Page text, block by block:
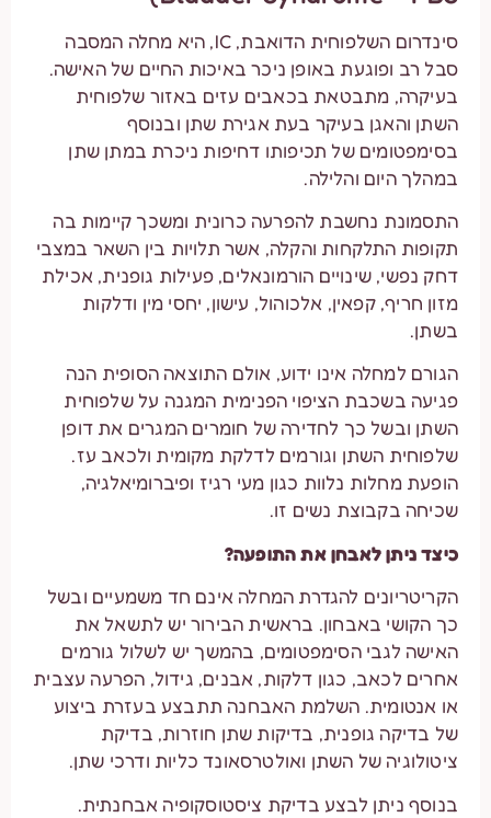
סינדרום השלפוחית הדואבת, IC, היא מחלה המסבה
סבל רב ופוגעת באופן ניכר באיכות החיים של האישה.
בעיקרה, מתבטאת בכאבים עזים באזור שלפוחית
השתן והאגן בעיקר בעת אגירת שתן ובנוסף
בסימפטומים של תכיפותו דחיפות ניכרת במתן שתן
במהלך היום והלילה.
התסמונת נחשבת להפרעה כרונית ומשכך קיימות בה
תקופות התלקחות והקלה, אשר תלויות בין השאר במצבי
דחק נפשי, שינויים הורמונאלים, פעילות גופנית, אכילת
מזון חריף, קפאין, אלכוהול, עישון, יחסי מין ודלקות
בשתן.
הגורם למחלה אינו ידוע, אולם התוצאה הסופית הנה
פגיעה בשכבת הציפוי הפנימית המגנה על שלפוחית
השתן ובשל כך לחדירה של חומרים המגרים את דופן
שלפוחית השתן וגורמים לדלקת מקומית ולכאב עז.
הופעת מחלות נלוות כגון מעי רגיז ופיברומיאלגיה,
שכיחה בקבוצת נשים זו.
כיצד ניתן לאבחן את התופעה?
הקריטריונים להגדרת המחלה אינם חד משמעיים ובשל
כך הקושי באבחון. בראשית הבירור יש לתשאל את
האישה לגבי הסימפטומים, בהמשך יש לשלול גורמים
אחרים לכאב, כגון דלקות, אבנים, גידול, הפרעה עצבית
או אנטומית. השלמת האבחנה תתבצע בעזרת ביצוע
של בדיקה גופנית, בדיקות שתן חוזרות, בדיקת
ציטולוגיה של השתן ואולטרסאונד כליות ודרכי שתן.
בנוסף ניתן לבצע בדיקת ציסטוסקופיה אבחנתית.